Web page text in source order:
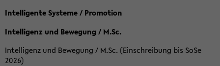
Intelligente Systeme / Promotion
Intelligenz und Bewegung / M.Sc.
Intelligenz und Bewegung / M.Sc. (Einschreibung bis SoSe
2026)